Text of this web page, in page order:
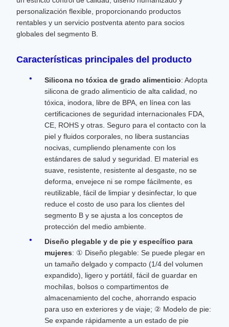
personalización flexible, proporcionando productos
rentables y un servicio postventa atento para socios
globales del segmento B.
Características principales del producto
Silicona no tóxica de grado alimenticio: Adopta
silicona de grado alimenticio de alta calidad, no
tóxica, inodora, libre de BPA, en línea con las
certificaciones de seguridad internacionales FDA,
CE, ROHS y otras. Seguro para el contacto con la
piel y fluidos corporales, no libera sustancias
nocivas, cumpliendo plenamente con los
estándares de salud y seguridad. El material es
suave, resistente, resistente al desgaste, no se
deforma, envejece ni se rompe fácilmente, es
reutilizable, fácil de limpiar y desinfectar, lo que
reduce el costo de uso para los clientes del
segmento B y se ajusta a los conceptos de
protección del medio ambiente.
Diseño plegable y de pie y específico para
mujeres: ① Diseño plegable: Se puede plegar en
un tamaño delgado y compacto (1/4 del volumen
expandido), ligero y portátil, fácil de guardar en
mochilas, bolsos o compartimentos de
almacenamiento del coche, ahorrando espacio
para uso en exteriores y de viaje; ② Modelo de pie:
Se expande rápidamente a un estado de pie